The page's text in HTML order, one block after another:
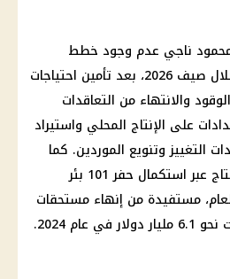
محمود ناجي عدم وجود خطط
لتخفيف أحمال الكهرباء خلال صيف 2026، بعد تأمين احتياجات
والانتهاء من التعاقدات
على الإنتاج المحلي واستيراد
التغييز وتنويع الموردين. كما
تستهدف الوزارة دعم الإنتاج عبر استكمال حفر 101 بئر
مستفيدة من إنهاء مستحقات
2024.